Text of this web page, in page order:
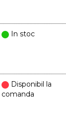
In stoc
Disponibil la
comanda